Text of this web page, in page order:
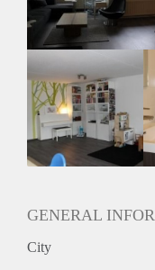
EN WATER EN
INTERNET EN TV.
De woning is ideaal
bevriende studenten.
Minimale
Zeer gunstig
(Stadscentrum)
en alle uitvalswegen
GENERAL
City